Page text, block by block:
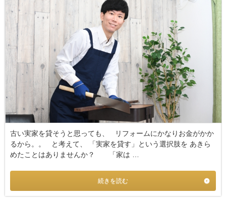
古い実家を貸そうと思っても、 リフォームにかなりお金がかか
るから。。 と考えて、 「実家を貸す」という選択肢を あきら
めたことはありませんか？ 「家は …
続きを読む